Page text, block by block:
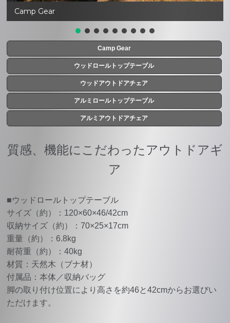
Camp Gear
Camp Gear
ウッドロールトップテーブル
ウッドアウトドアチェア
アルミロールトップテーブル
アルミアウトドアチェア
質感、機能にこだわったアウトドアギ
ア
■ウッドロールトップテーブル
サイズ（約）：120×60×46/42cm
収納サイズ（約）：70×25×17cm
重量（約）：6.8kg
耐荷重（約）：40kg
材質：天然木（ブナ材）
付属品：本体／収納バッグ
脚の取り付け位置により高さを約46と42cmからお選びい
ただけます。